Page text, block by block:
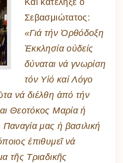
Καί κατέληξε ὁ
Σεβασμιώτατος:
«Γιά τήν Ὀρθόδοξη
Ἐκκλησία οὐδείς
δύναται νά γνωρίση
τόν Υἱό καί Λόγο
νά διέλθη ἀπό τήν
Θεοτόκος Μαρία ἡ
μας ἡ βασιλική
ἐπιθυμεῖ νά
τῆς Τριαδικῆς